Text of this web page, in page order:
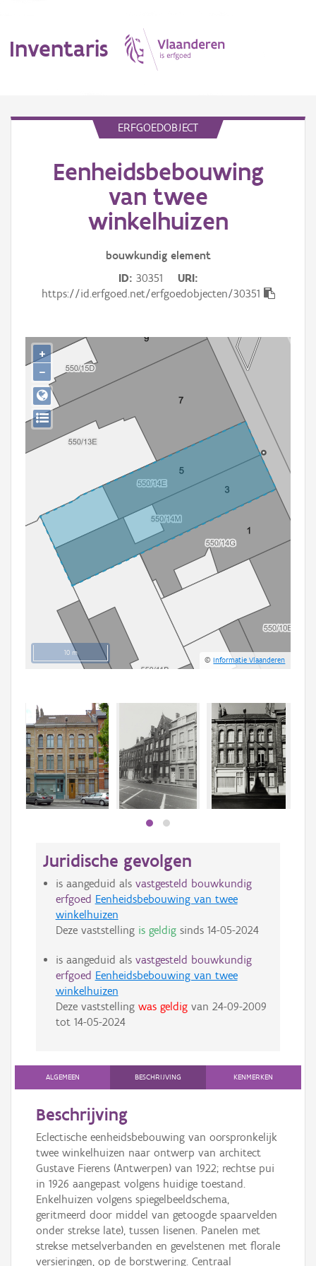
Inventaris
Erfgoedobject
Gebeurtenis
Downloads
Hergebruik
Aanmelden
ERFGOEDOBJECT
Eenheidsbebouwing
van twee
winkelhuizen
bouwkundig element
ID 30351
URI
https://id.erfgoed.net/erfgoedobjecten/30351
10 m
©Informatie Vlaanderen
+
−
Juridische gevolgen
is aangeduid als vastgesteld bouwkundig
erfgoed Eenheidsbebouwing van twee
winkelhuizen
Deze vaststelling is geldigsinds 14-05-2024
is aangeduid als vastgesteld bouwkundig
erfgoed Eenheidsbebouwing van twee
winkelhuizen
Deze vaststelling was geldigvan 24-09-2009
tot 14-05-2024
ALGEMEEN BESCHRIJVING KENMERKEN
Beschrijving
Eclectische eenheidsbebouwing van oorspronkelijk
twee winkelhuizen naar ontwerp van architect
Gustave Fierens (Antwerpen) van 1922; rechtse pui
in 1926 aangepast volgens huidige toestand.
Enkelhuizen volgens spiegelbeeldschema,
geritmeerd door middel van getoogde spaarvelden
onder strekse late), tussen lisenen. Panelen met
strekse metselverbanden en gevelstenen met florale
versieringen, op de borstwering. Centraal